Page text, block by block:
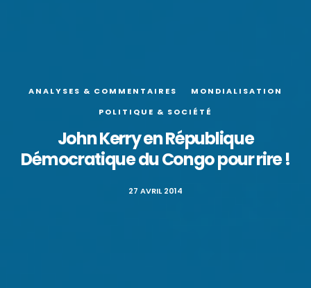
ANALYSES & COMMENTAIRES
MONDIALISATION
POLITIQUE & SOCIÉTÉ
John Kerry en République
Démocratique du Congo pour rire !
27 AVRIL 2014